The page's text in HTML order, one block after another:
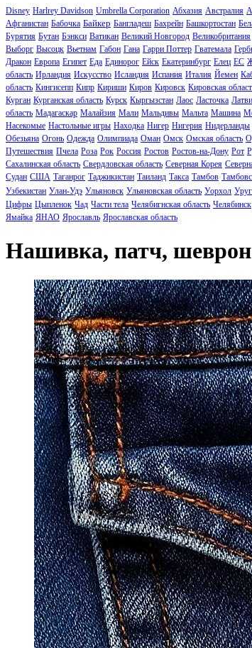
Disney Harlrey Davidson Umbrella Corporation Абхазия Австралия
Афганистан Бабочка Байкер Бангладеш Бахрейн Башкортостан
Бурятия Бутан Бэнкси Ватикан Великий Новгород Великобритания
Выборг Высоцк Вьетнам Габон Гана Гарри Поттер Гватемала
Дракон Европа Египет Еда Единорог Ейск Екатеринбург Елец ЕС
область Ирландия Искусство Исландия Испания Италия Йемен
область Кингисепп Кипр Кириши Киров Кировск Кировская
Курган Курганская область Курск Кыргызстан Лаос Ласточка
область Мадагаскар Малайзия Мали Мальдивы Мальта Машина
Насекомые Настольные игры Находка Нигер Нигерия Нидерланды
Обезьяна Огонь Одежда Олимпиада Оман Омск Омская область
Путешествия Пчела Роза Рок Россия Ростов Ростов-на-Дону Рот
Сахалинская область Свердловская область Северная Корея
Судан США Таганрог Таджикистан Таиланд Такса Тамбов
Узбекистан Улан-Удэ Ульяновск Ульяновская область Уорхол
Цифры Цыпленок Чад Части тела Челябигнская область Челябинск
Ямайка ЯНАО Ярославль Ярославская область
Нашивка, патч,